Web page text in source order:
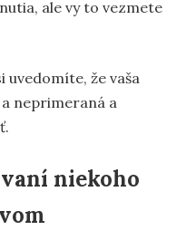
ale vy to vezmete
uvedomíte, že vaša
neprimeraná a
niekoho